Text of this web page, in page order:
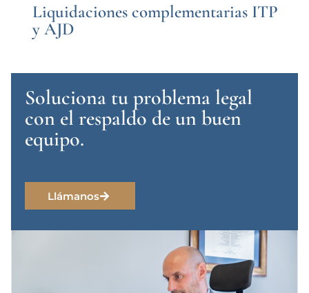
Liquidaciones complementarias ITP
y AJD
Soluciona tu problema legal
con el respaldo de un buen
equipo.
Llámanos